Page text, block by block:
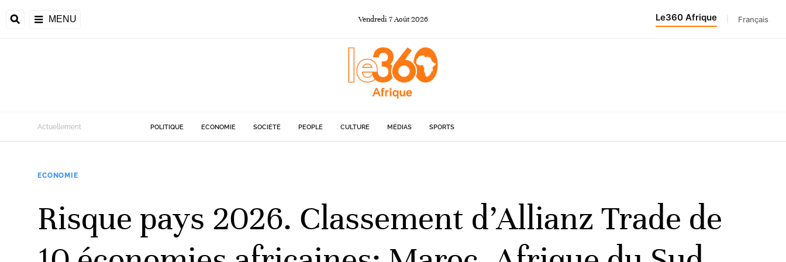
MENU Vendredi 7Août 2026 Le360 Afrique Français
Actuellement POLITIQUE ECONOMIE SOCIÉTÉ PEOPLE CULTURE MÉDIAS SPORTS
ECONOMIE
Risque pays 2026. Classement d’Allianz Trade de